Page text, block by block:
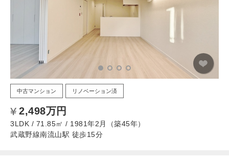
中古マンション リノベーション済
2,498万円
3LDK / 71.85㎡ / 1981年2月（築45年）
武蔵野線南流山駅 徒歩15分